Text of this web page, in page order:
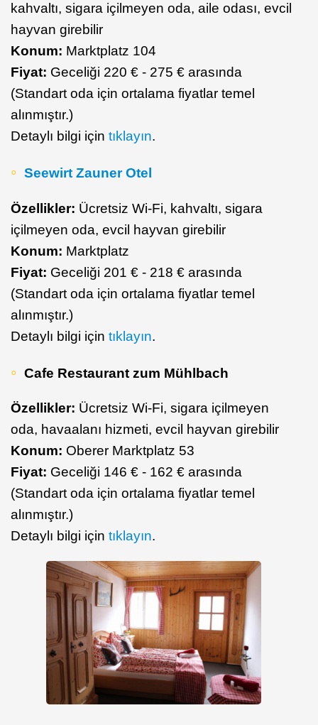
kahvaltı, sigara içilmeyen oda, aile odası, evcil
hayvan girebilir
Konum: Marktplatz 104
Fiyat: Geceliği 220 € - 275 € arasında
(Standart oda için ortalama fiyatlar temel
alınmıştır.)
Detaylı bilgi için tıklayın.
Seewirt Zauner Otel
Özellikler: Ücretsiz Wi-Fi, kahvaltı, sigara
içilmeyen oda, evcil hayvan girebilir
Konum: Marktplatz
Fiyat: Geceliği 201 € - 218 € arasında
(Standart oda için ortalama fiyatlar temel
alınmıştır.)
Detaylı bilgi için tıklayın.
Cafe Restaurant zum Mühlbach
Özellikler: Ücretsiz Wi-Fi, sigara içilmeyen
oda, havaalanı hizmeti, evcil hayvan girebilir
Konum: Oberer Marktplatz 53
Fiyat: Geceliği 146 € - 162 € arasında
(Standart oda için ortalama fiyatlar temel
alınmıştır.)
Detaylı bilgi için tıklayın.